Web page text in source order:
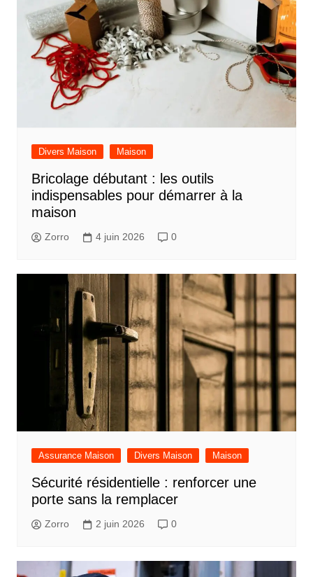
Divers Maison Maison
Bricolage débutant : les outils
indispensables pour démarrer à la
maison
Zorro 4 juin 2026 0
Assurance Maison Divers Maison Maison
Sécurité résidentielle : renforcer une
porte sans la remplacer
Zorro 2 juin 2026 0